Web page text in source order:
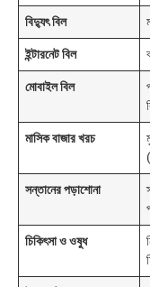
বিদ্যুৎ বিল
ইন্টারনেট বিল
মোবাইল বিল
মাসিক বাজার খরচ
সন্তানের পড়াশোনা
চিকিৎসা ও ওষুধ